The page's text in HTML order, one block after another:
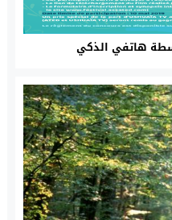
هاتفي الذكي